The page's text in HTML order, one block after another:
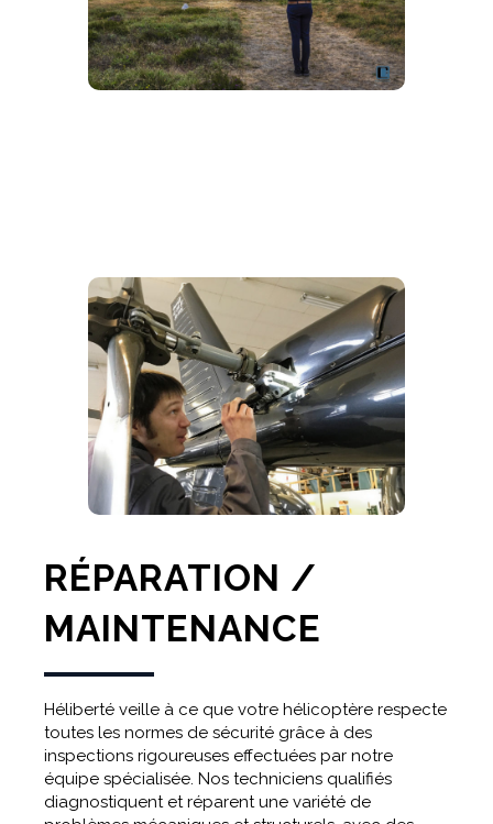
RÉPARATION /
MAINTENANCE
Héliberté veille à ce que votre hélicoptère respecte
toutes les normes de sécurité grâce à des
inspections rigoureuses effectuées par notre
équipe spécialisée. Nos techniciens qualifiés
diagnostiquent et réparent une variété de